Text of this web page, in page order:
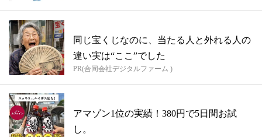
同じ宝くじなのに、当たる人と外れる人の
違い実は“ここ”でした
PR(合同会社デジタルファーム )
アマゾン1位の実績！380円で5日間お試
し。